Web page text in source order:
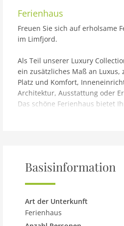
Ferienhaus
Freuen Sie sich auf erholsame
im Limfjord.
Als Teil unserer Luxury
ein zusätzliches Maß an Luxus,
Platz und Komfort,
Architektur, Ausstattung oder
Das schöne Ferienhaus bietet
für Ihren Familienurlaub
geräumige Haus, hier können
Sie das große Platzangebot
Der Garten um das Haus lädt
anderen Sportarten. Sie
Lieblingsspeisen auf dem Grill
Basisinformation
Art der Unterkunft
Ferienhaus